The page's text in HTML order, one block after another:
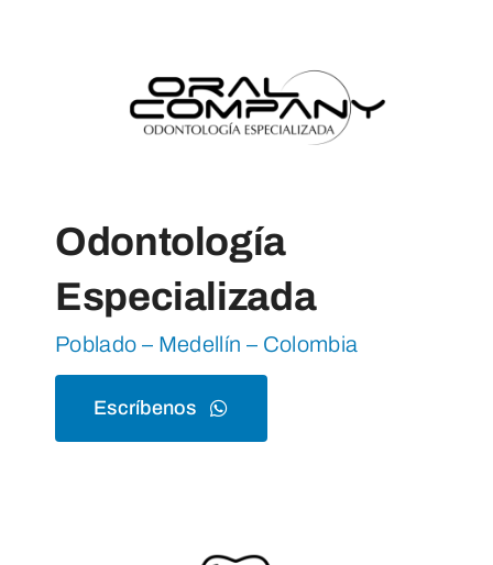
Odontología
Especializada
Poblado – Medellín – Colombia
Escríbenos